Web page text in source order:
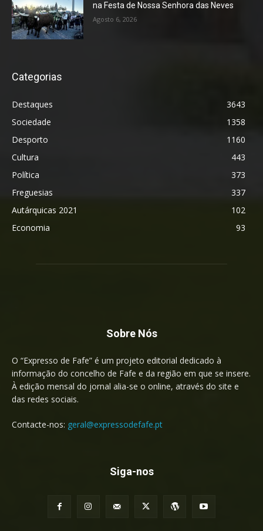
na Festa de Nossa Senhora das Neves
Agosto 6, 2026
Categorias
Destaques
3643
Sociedade
1358
Desporto
1160
Cultura
443
Política
373
Freguesias
337
Autárquicas 2021
102
Economia
93
Sobre Nós
O “Expresso de Fafe” é um projeto editorial dedicado à
informação do concelho de Fafe e da região em que se insere.
À edição mensal do jornal alia-se o online, através do site e
das redes sociais.
Contacte-nos: geral@expressodefafe.pt
Siga-nos